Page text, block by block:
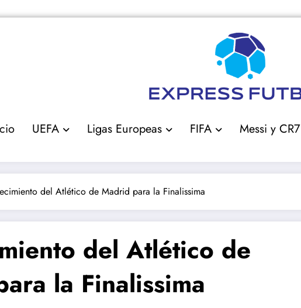
UEFA Ligas Europeas FIFA Messi y CR7
del Atlético de Madrid para la Finalissima
del Atlético de
la Finalissima